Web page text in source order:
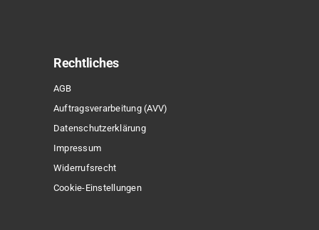
Rechtliches
AGB
Auftragsverarbeitung (AVV)
Datenschutzerklärung
Impressum
Widerrufsrecht
Cookie-Einstellungen